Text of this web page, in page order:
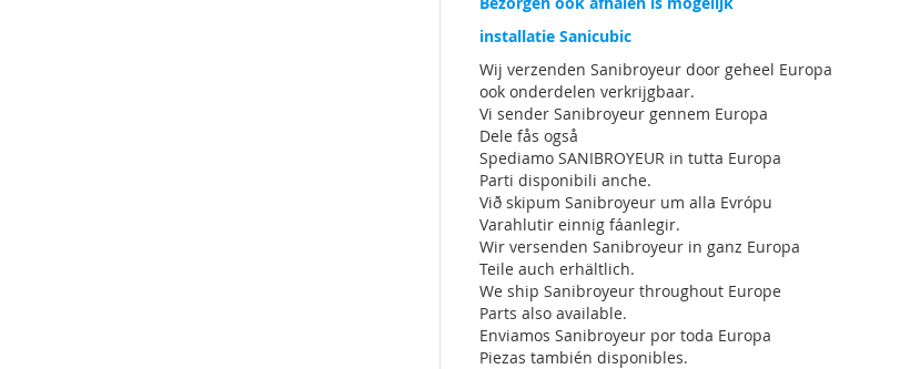
installatie Sanicubic
Wij verzenden Sanibroyeur door geheel Europa
ook onderdelen verkrijgbaar.
Vi sender Sanibroyeur gennem Europa
Dele fås også
Spediamo SANIBROYEUR in tutta Europa
Parti disponibili anche.
Við skipum Sanibroyeur um alla Evrópu
Varahlutir einnig fáanlegir.
Wir versenden Sanibroyeur in ganz Europa
Teile auch erhältlich.
We ship Sanibroyeur throughout Europe
Parts also available.
Enviamos Sanibroyeur por toda Europa
Piezas también disponibles.